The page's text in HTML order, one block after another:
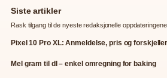
Siste artikler
Rask tilgang til de nyeste redaksjonelle oppdateringene.
Pixel 10 Pro XL: Anmeldelse, pris og
Mel gram til dl – enkel omregning for baking